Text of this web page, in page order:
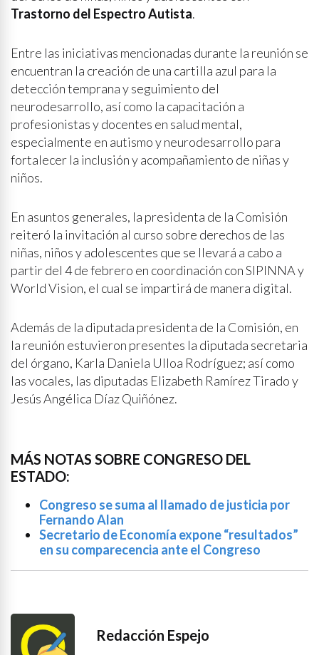
Trastorno del Espectro Autista.
Entre las iniciativas mencionadas durante la reunión se
encuentran la creación de una cartilla azul para la
detección temprana y seguimiento del
neurodesarrollo, así como la capacitación a
profesionistas y docentes en salud mental,
especialmente en autismo y neurodesarrollo para
fortalecer la inclusión y acompañamiento de niñas y
niños.
En asuntos generales, la presidenta de la Comisión
reiteró la invitación al curso sobre derechos de las
niñas, niños y adolescentes que se llevará a cabo a
partir del 4 de febrero en coordinación con SIPINNA y
World Vision, el cual se impartirá de manera digital.
Además de la diputada presidenta de la Comisión, en
la reunión estuvieron presentes la diputada secretaria
del órgano, Karla Daniela Ulloa Rodríguez; así como
las vocales, las diputadas Elizabeth Ramírez Tirado y
Jesús Angélica Díaz Quiñónez.
MÁS NOTAS SOBRE CONGRESO DEL
ESTADO:
Congreso se suma al llamado de justicia por
Fernando Alan
Secretario de Economía expone “resultados”
en su comparecencia ante el Congreso
Redacción Espejo